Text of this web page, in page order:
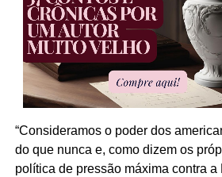
“Consideramos o poder dos
do que nunca e, como dizem os
política de pressão máxima contra